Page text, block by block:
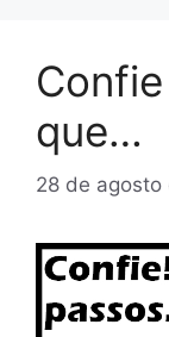
que…
28 de agosto